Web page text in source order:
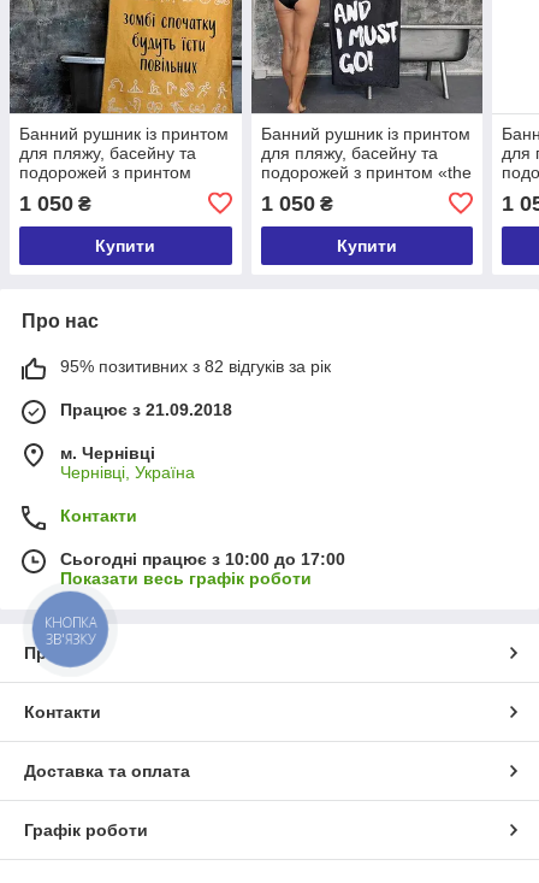
Банний рушник із принтом
для пляжу, басейну та
подорожей з принтом
1 050 ₴
Купити
Банний рушник із принтом
для пляжу, басейну та
подорожей з принтом «the
go» 150х70 см
1 050₴
Купити
для
1
Про нас
95% позитивних з 82 відгуків за рік
Працює з 21.09.2018
м. Чернівці
Чернівці, Україна
Контакти
Сьогодні працює з 10:00 до 17:00
Показати весь графік роботи
Про нас
Контакти
Доставка та оплата
Графік роботи
КНОПКА
ЗВ'ЯЗКУ